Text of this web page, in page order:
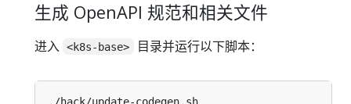
生成 OpenAPI 规范和相关文件
进入 <k8s-base> 目录并运行以下脚本：